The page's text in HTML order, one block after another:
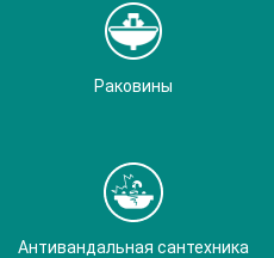
Раковины
Антивандальная сантехника